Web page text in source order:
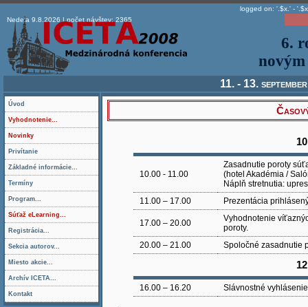
logged on: '.$x.' -
Nedela 9.8.2026 | počet návštev: 2365
6.
11. - 13.
10.00 - 11.00
Zasadnutie poroty
(hotel Akadémia /
Náplň stretnutia:
11.00 – 17.00
Prezentácia
17.00 – 20.00
Vyhodnotenie
poroty.
20.00 – 21.00
Spoločné zasadnutie
16.00 – 16.20 Slávnostné
Úvod
Vyhodnotenie...
Novinky
Privítanie
Základné informácie...
Termíny
Program...
Súťaž eLearning...
Registrácia...
Sekcia autorov...
Miesto akcie...
Archív ICETA...
Kontakt